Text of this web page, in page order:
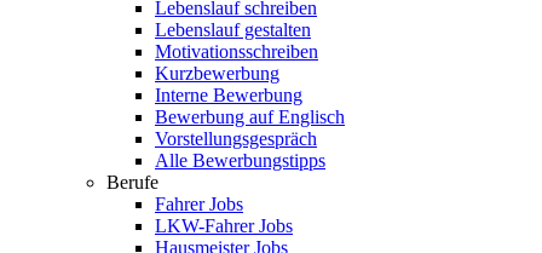
Lebenslauf schreiben
Lebenslauf gestalten
Motivationsschreiben
Kurzbewerbung
Interne Bewerbung
Bewerbung auf Englisch
Vorstellungsgespräch
Alle Bewerbungstipps
Berufe
Fahrer Jobs
LKW-Fahrer Jobs
Hausmeister Jobs